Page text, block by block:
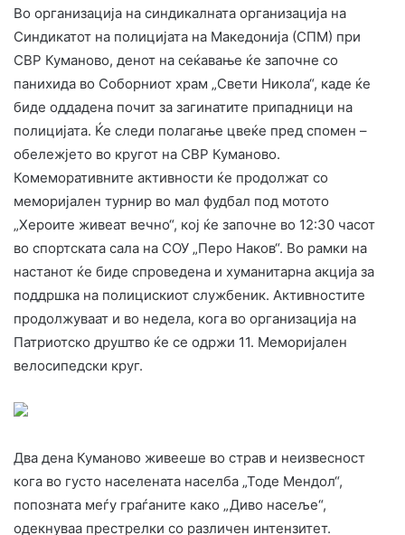
Во организација на синдикалната организација на
Синдикатот на полицијата на Македонија (СПМ) при
СВР Куманово, денот на сеќавање ќе започне со
панихида во Соборниот храм „Свети Никола“, каде ќе
биде оддадена почит за загинатите припадници на
полицијата. Ќе следи полагање цвеќе пред спомен –
обележјето во кругот на СВР Куманово.
Комеморативните активности ќе продолжат со
меморијален турнир во мал фудбал под мотото
„Хероите живеат вечно“, кој ќе започне во 12:30 часот
во спортската сала на СОУ „Перо Наков“. Во рамки на
настанот ќе биде спроведена и хуманитарна акција за
поддршка на полицискиот службеник. Активностите
продолжуваат и во недела, кога во организација на
Патриотско друштво ќе се одржи 11. Меморијален
велосипедски круг.
Два дена Куманово живееше во страв и неизвесност
кога во густо населената населба „Тоде Мендол“,
попозната меѓу граѓаните како „Диво насеље“,
одекнуваа престрелки со различен интензитет.